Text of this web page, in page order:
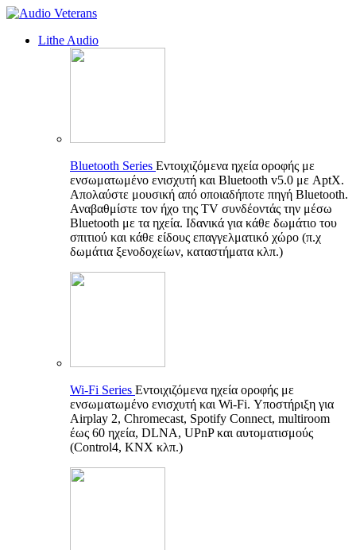
Lithe Audio
Bluetooth Series Εντοιχιζόμενα ηχεία οροφής με
ενσωματωμένο ενισχυτή και Bluetooth v5.0 με AptX.
Απολαύστε μουσική από οποιαδήποτε πηγή Bluetooth.
Αναβαθμίστε τον ήχο της TV συνδέοντάς την μέσω
Bluetooth με τα ηχεία. Ιδανικά για κάθε δωμάτιο του
σπιτιού και κάθε είδους επαγγελματικό χώρο (π.χ
δωμάτια ξενοδοχείων, καταστήματα κλπ.)
Wi-Fi Series Εντοιχιζόμενα ηχεία οροφής με
ενσωματωμένο ενισχυτή και Wi-Fi. Υποστήριξη για
Airplay 2, Chromecast, Spotify Connect, multiroom
έως 60 ηχεία, DLNA, UPnP και αυτοματισμούς
(Control4, KNX κλπ.)